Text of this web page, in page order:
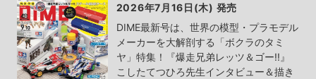
2026年7月16日(木) 発売
DIME最新号は、世界の模型・プラモデル
メーカーを大解剖する「ボクラのタミ
ヤ」特集！『爆走兄弟レッツ＆ゴー!!』
こしたてつひろ先生インタビュー＆描き